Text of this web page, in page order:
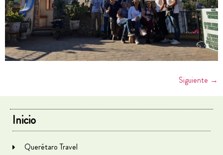
Siguiente →
Inicio
Querétaro Travel